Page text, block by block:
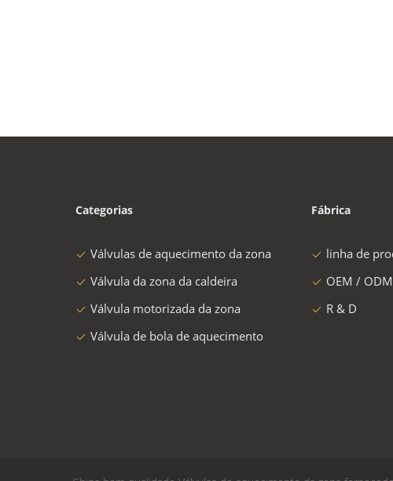
Categorias
Válvulas de aquecimento da zona
Válvula da zona da caldeira
Válvula motorizada da zona
Válvula de bola de aquecimento
Fábrica
linha de
OEM / ODM
R & D